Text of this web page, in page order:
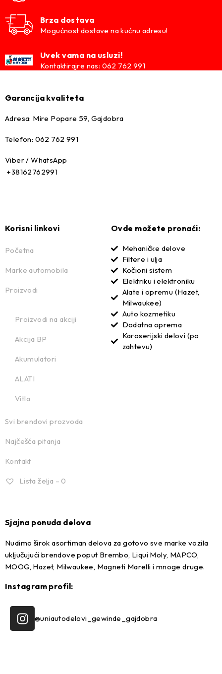
Brza dostava
Mogućnost dostave na kućnu adresu!
Uvek vama na usluzi!
Kontaktirajre nas: 062 762 991
Garancija kvaliteta
Adresa: Mire Popare 59, Gajdobra
Telefon: 062 762 991
Viber / WhatsApp
+38162762991
Korisni linkovi
Početna
Marke automobila
Proizvodi
Proizvodi na akciji
Akcija BP
Akumulatori
ALATI
Vitla
Svi brendovi prozvoda
Najčešća pitanja
Kontakt
Lista želja – 0
Ovde možete pronaći:
Mehaničke delove
Filtere i ulja
Kočioni sistem
Elektriku i elektroniku
Alate i opremu (Hazet,
Milwaukee)
Auto kozmetiku
Dodatna oprema
Karoserijski delovi (po
zahtevu)
Sjajna ponuda delova
Nudimo širok asortiman delova za gotovo sve marke vozila
uključujući brendove poput Brembo, Liqui Moly, MAPCO,
MOOG, Hazet, Milwaukee, Magneti Marelli i mnoge druge.
Instagram profil:
@uniautodelovi_gewinde_gajdobra